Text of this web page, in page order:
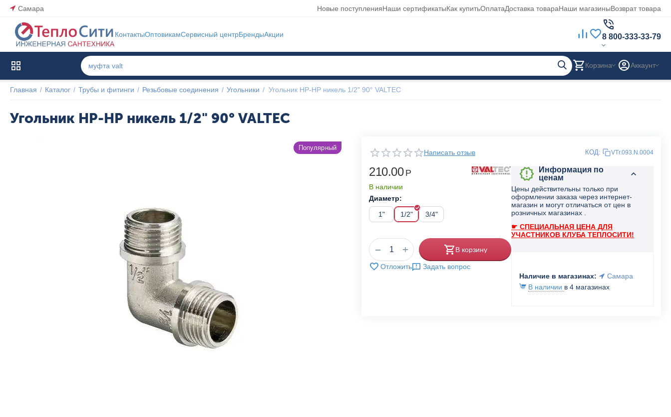
Самара Новые поступленияНаши сертификатыКак купитьОплатаДоставка товараНаши магазиныВозврат товара
КонтактыОптовикамСервисный центрБрендыАкции 8 800-333-33-79
Корзина Аккаунт
Главная / Каталог / Трубы и фитинги / Резьбовые соединения / Угольники / Угольник НР-НР никель 1/2" 90° VALTEC
Угольник НР-НР никель 1/2" 90° VALTEC
Популярный
Написать отзыв КОД: VTr.093.N.0004
210.00 Р
В наличии
Диаметр:
1"
1/2" 3/4"
+
− В корзину
Отложить Задать вопрос
Информация по
ценам
Цены действительны только при
оформлении заказа через интернет-
магазин и могут отличаться от цен в
розничных магазинах .
☛ СПЕЦИАЛЬНАЯ ЦЕНА ДЛЯ
УЧАСТНИКОВ КЛУБА ТЕПЛОСИТИ!
Наличие в магазинах:
Самара
В наличии в 4 магазинах